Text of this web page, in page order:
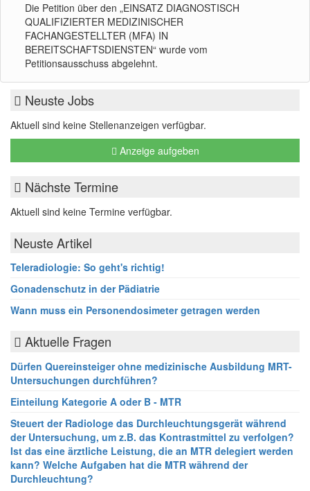
Die Petition über den „EINSATZ DIAGNOSTISCH
QUALIFIZIERTER MEDIZINISCHER
FACHANGESTELLTER (MFA) IN
BEREITSCHAFTSDIENSTEN“ wurde vom
Petitionsausschuss abgelehnt.
Neuste Jobs
Aktuell sind keine Stellenanzeigen verfügbar.
Anzeige aufgeben
Nächste Termine
Aktuell sind keine Termine verfügbar.
Neuste Artikel
Teleradiologie: So geht's richtig!
Gonadenschutz in der Pädiatrie
Wann muss ein Personendosimeter getragen werden
Aktuelle Fragen
Dürfen Quereinsteiger ohne medizinische Ausbildung MRT-
Untersuchungen durchführen?
Einteilung Kategorie A oder B - MTR
Steuert der Radiologe das Durchleuchtungsgerät während
der Untersuchung, um z.B. das Kontrastmittel zu verfolgen?
Ist das eine ärztliche Leistung, die an MTR delegiert werden
kann? Welche Aufgaben hat die MTR während der
Durchleuchtung?